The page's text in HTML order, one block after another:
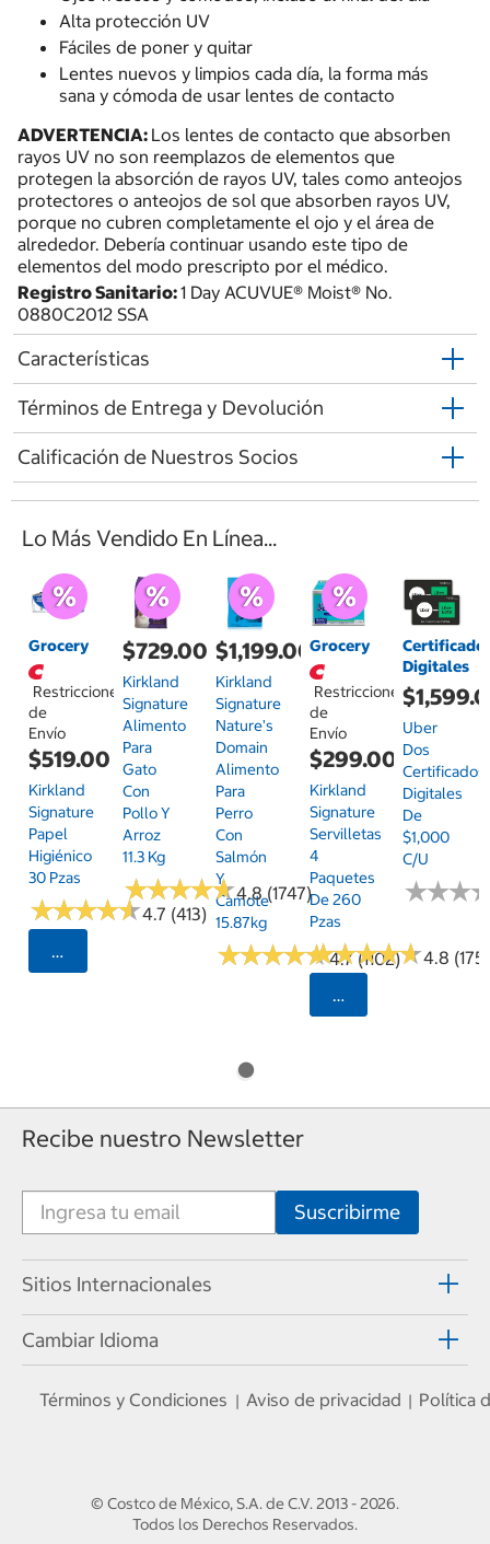
Alta protección UV
Fáciles de poner y quitar
Lentes nuevos y limpios cada día, la forma más
sana y cómoda de usar lentes de contacto
ADVERTENCIA: Los lentes de contacto que absorben
rayos UV no son reemplazos de elementos que
protegen la absorción de rayos UV, tales como anteojos
protectores o anteojos de sol que absorben rayos UV,
porque no cubren completamente el ojo y el área de
alrededor. Debería continuar usando este tipo de
elementos del modo prescripto por el médico.
Registro Sanitario:1 Day ACUVUE® Moist® No.
0880C2012 SSA
Características
Términos de Entrega y Devolución
Calificación de Nuestros Socios
Lo Más Vendido En Línea...
Grocery
Restricciones
de
Envío
$519.00
Kirkland
Signature
Papel
Higiénico
30 Pzas
★★★★★
★★★★★4.7 (413)
Seleccionar Código Postal
$729.00
Kirkland
Signature
Alimento
Para
Gato
Con
Pollo Y
Arroz
11.3 Kg
★★★★★
★★★★★4.8 (1747)
$1,199.00
Kirkland
Signature
Nature's
Domain
Alimento
Para
Perro
Con
Salmón
Y
Camote
15.87kg
★★★★★
★★★★★4.7 (1102)
Grocery
Restricciones
de
Envío
$299.00
Kirkland
Signature
Servilletas
4
Paquetes
De 260
Pzas
★★★★★
★★★★★4.8 (175)
Seleccionar
Digitales
Uber
Dos
Certificados
Digitales
De
$1,000
C/u
★★★
★★★
Recibe nuestro Newsletter
Sitios Internacionales
Cambiar Idioma
Términos y Condiciones | Aviso de privacidad | Política
© Costco de México, S.A. de C.V.2013 - 2026.
Todos los Derechos Reservados.